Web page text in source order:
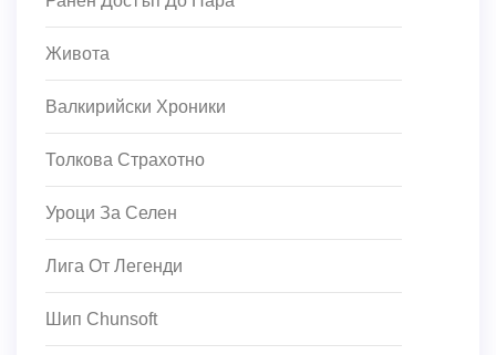
Живота
Валкирийски Хроники
Толкова Страхотно
Уроци За Селен
Лига От Легенди
Шип Chunsoft